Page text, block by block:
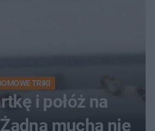
TRIKI
i połóż na
mucha nie